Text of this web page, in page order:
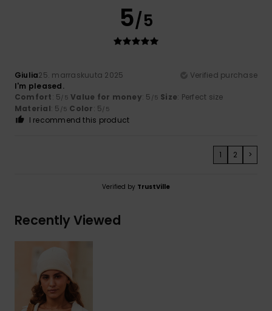
5/5
Giulia25. marraskuuta 2025
Verified purchase
I'm pleased.
Comfort: 5/5 Value for money: 5 /5 Size: Perfect size
Material: 5 /5 Color: 5/5
I recommend this product
1 2 >
Verified by TrustVille
Recently Viewed